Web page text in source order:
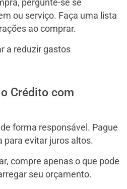
pergunte-se se
ou serviço. Faça uma lista
ao comprar.
a reduzir gastos
Crédito com
forma responsável. Pague
para evitar juros altos.
compre apenas o que pode
seu orçamento.